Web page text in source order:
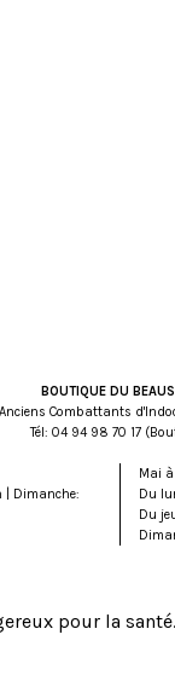
BOUTIQUE DU
Combattants
Tél: 71 07 89 49 40
Dimanche:
Mai à
Du
Du
pour la